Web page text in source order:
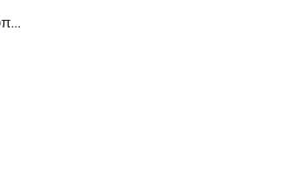
Σφραγίδα ατσάλινη με λογότυπο – Σκληρυμένη